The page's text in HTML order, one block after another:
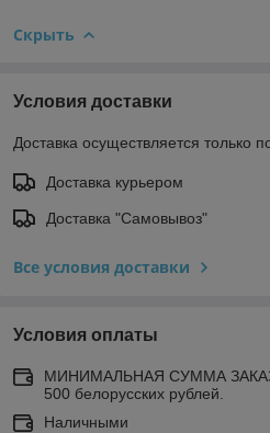
Скрыть
Условия доставки
Доставка осуществляется только
Доставка курьером
Доставка "Самовывоз"
Все условия доставки
Условия оплаты
МИНИМАЛЬНАЯ СУММА
500 белорусских рублей.
Наличными